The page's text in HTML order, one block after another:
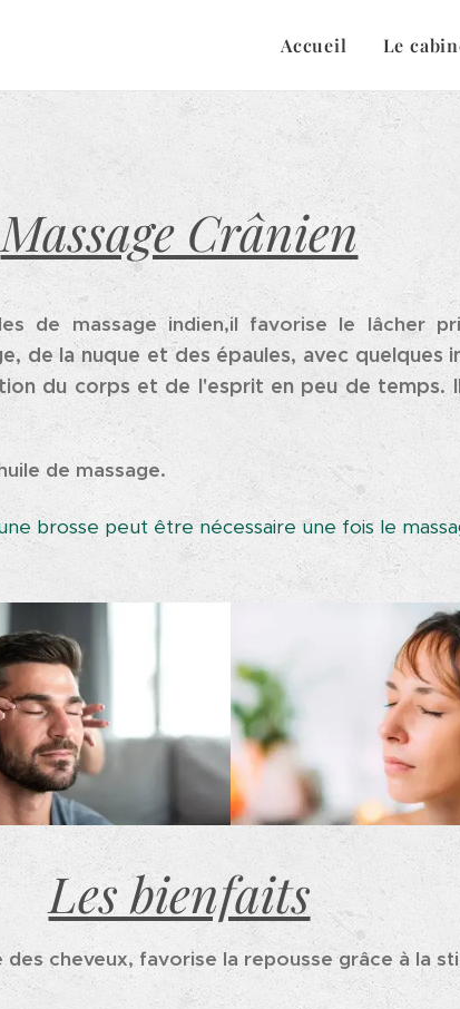
Accueil Le
Massage Crânien
de massage indien,il favorise le lâcher
de la nuque et des épaules, avec quelques
du corps et de l'esprit en peu de temps.
de massage.
brosse peut être nécessaire une fois le
Les bienfaits
des cheveux, favorise la repousse grâce à la